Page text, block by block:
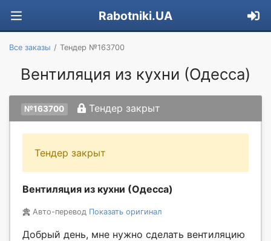
Rabotniki.UA
Все заказы Тендер №163700
Вентиляция из кухни (Одесса)
№163700 Тендер закрыт
Тендер закрыт
Вентиляция из кухни (Одесса)
Авто-перевод Показать оригинал
Добрый день, мне нужно сделать вентиляцию